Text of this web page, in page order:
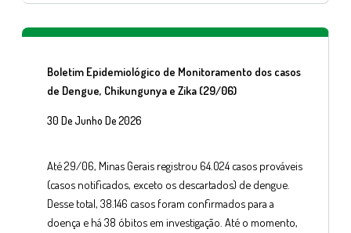
Boletim Epidemiológico de Monitoramento dos casos
de Dengue, Chikungunya e Zika (29/06)
30 De Junho De 2026
Até 29/06, Minas Gerais registrou 64.024 casos prováveis
(casos notificados, exceto os descartados) de dengue.
Desse total, 38.146 casos foram confirmados para a
doença e há 38 óbitos em investigação. Até o momento,